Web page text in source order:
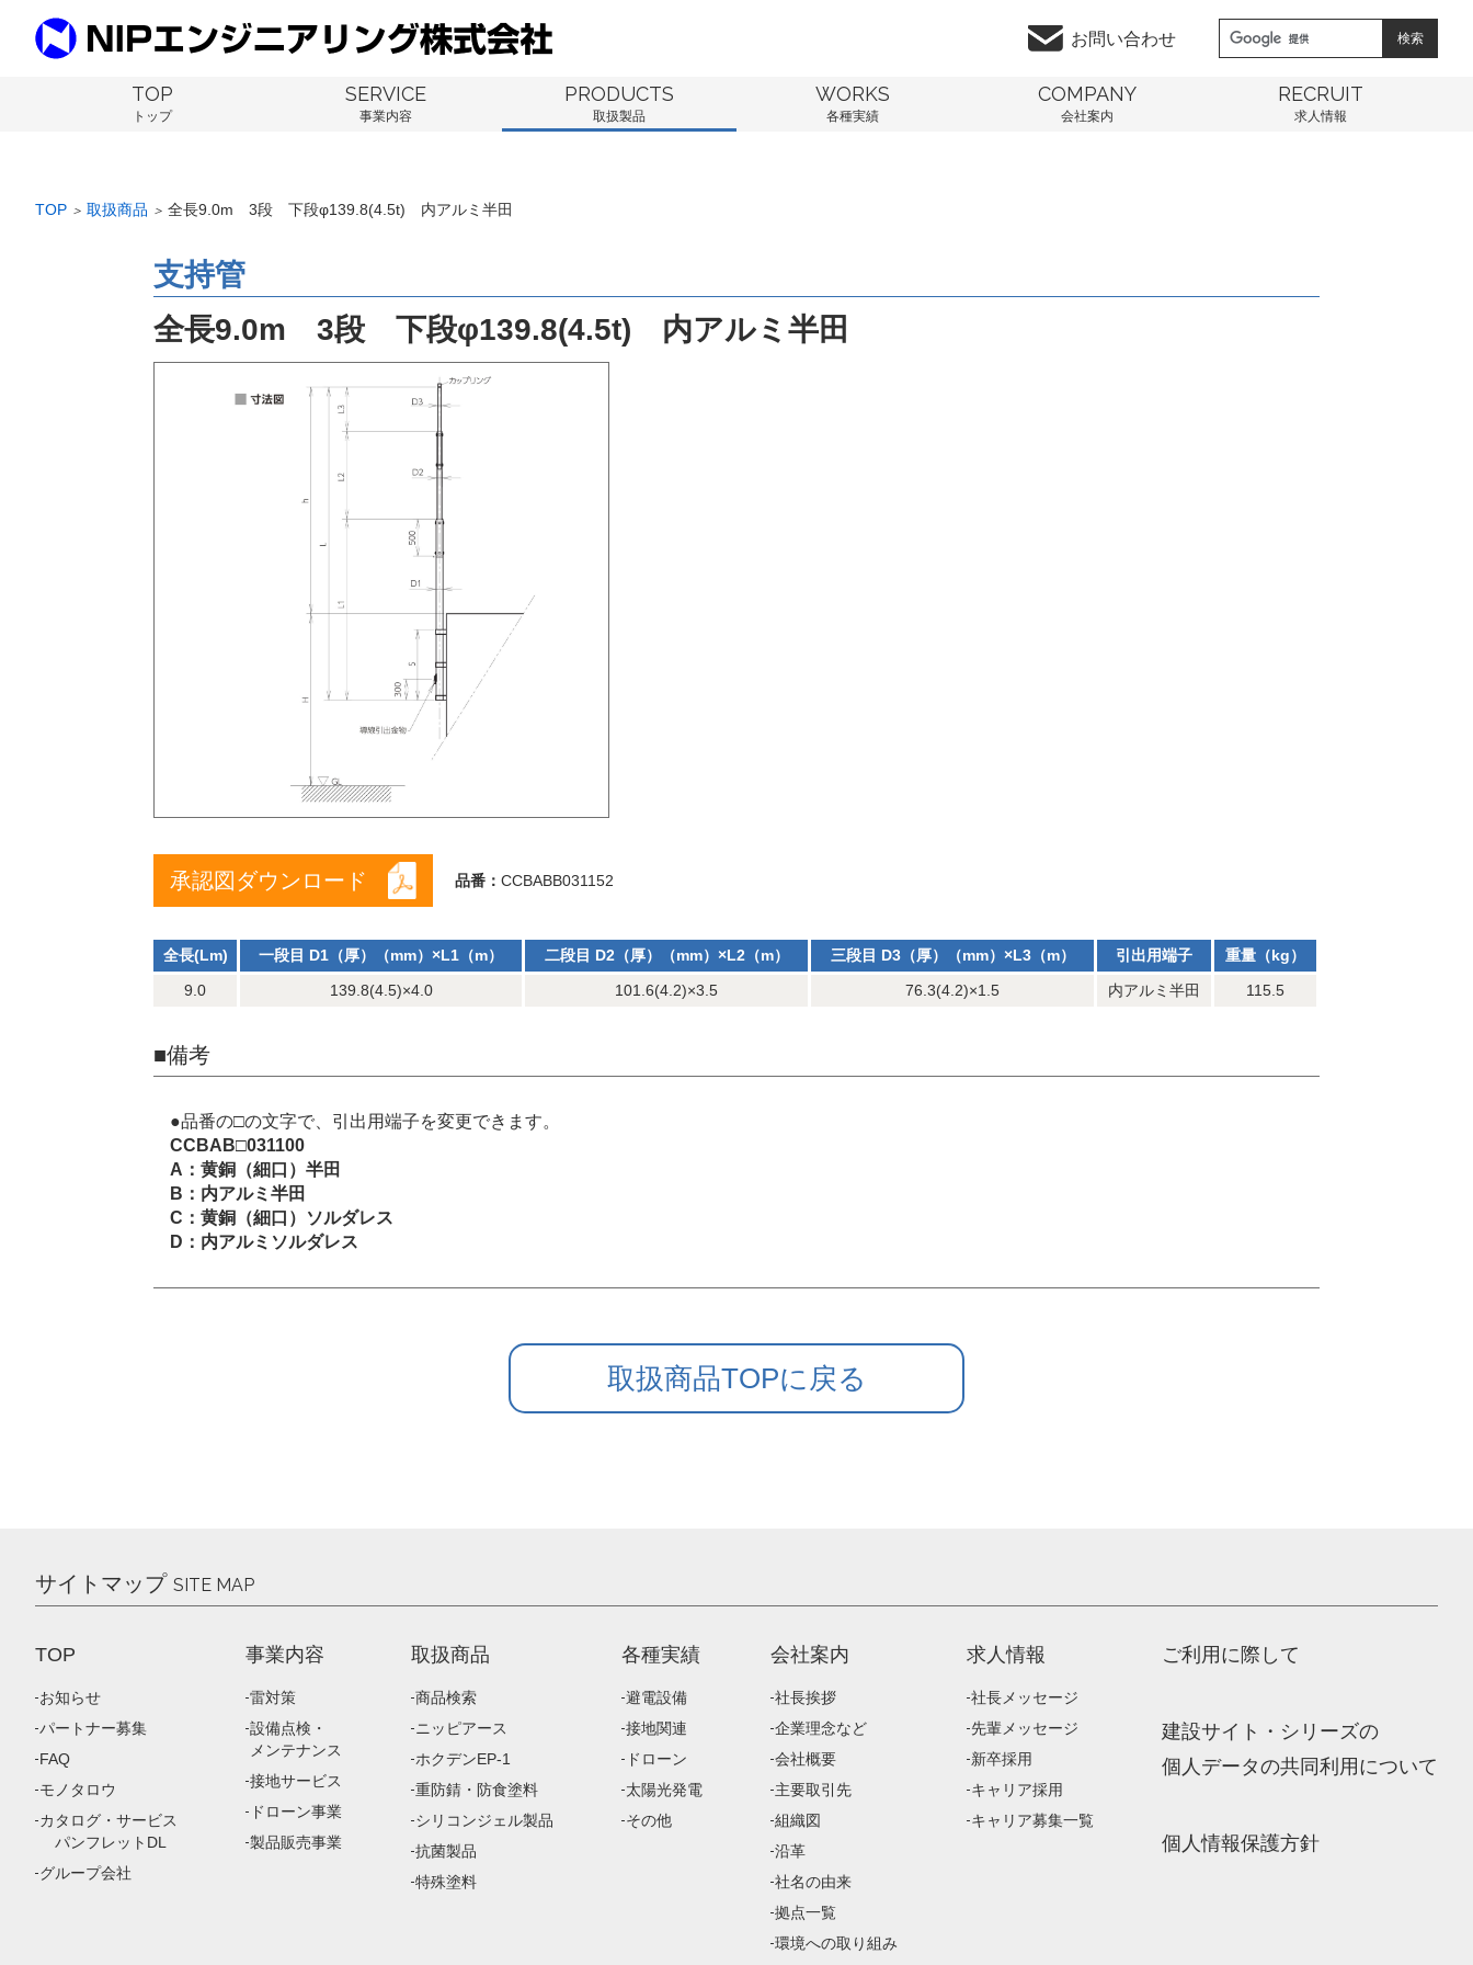
お問い合わせ
TOP
トップ
SERVICE
事業内容
PRODUCTS
取扱製品
WORKS
各種実績
COMPANY
会社案内
RECRUIT
求人情報
TOP ＞ 取扱商品 ＞ 全長9.0m 3段 下段φ139.8(4.5t) 内アルミ半田
支持管
全長9.0m 3段 下段φ139.8(4.5t) 内アルミ半田
承認図ダウンロード 品番： CCBABB031152
全長(Lm) 一段目 D1（厚）（mm）×L1（m） 二段目 D2（厚）（mm）×L2（m） 三段目 D3（厚）（mm）×L3（m） 引出用端子
重量（kg）
9.0
139.8(4.5)×4.0 101.6(4.2)×3.5 76.3(4.2)×1.5 内アルミ半田 115.5
■備考
●品番の□の文字で、引出用端子を変更できます。
CCBAB□031100
A：黄銅（細口）半田
B：内アルミ半田
C：黄銅（細口）ソルダレス
D：内アルミソルダレス
取扱商品TOPに戻る
サイトマップ SITE MAP
TOP
お知らせ
パートナー募集
FAQ
モノタロウ
カタログ・サービス
パンフレットDL
グループ会社
事業内容
雷対策
設備点検・
メンテナンス
接地サービス
ドローン事業
製品販売事業
取扱商品
商品検索
ニッピアース
ホクデンEP-1
重防錆・防食塗料
シリコンジェル製品
抗菌製品
特殊塗料
各種実績
避電設備
接地関連
ドローン
太陽光発電
その他
会社案内
社長挨拶
企業理念など
会社概要
主要取引先
組織図
沿革
社名の由来
拠点一覧
環境への取り組み
求人情報
社長メッセージ
先輩メッセージ
新卒採用
キャリア採用
キャリア募集一覧
ご利用に際して
建設サイト・シリーズの
個人データの共同利用について
個人情報保護方針